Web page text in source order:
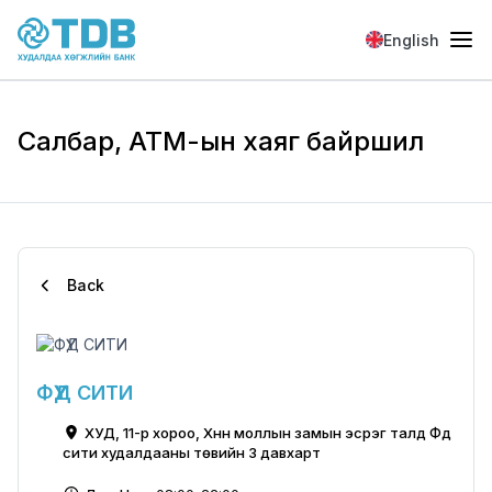
Skip to main content
English
Салбар, АТМ-ын хаяг байршил
Back
ФҮҮД СИТИ
ХУД, 11-р хороо, Хүннү моллын замын эсрэг талд Фүүд
сити худалдааны төвийн 3 давхарт